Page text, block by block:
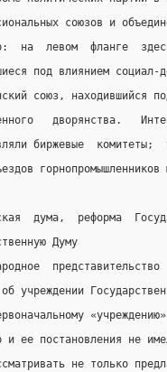
союзов и
на  левом  фланге
под влиянием
союз,
дворянства.
биржевые
дума,  реформа
Думу
представительство
об учреждении
и ее постановления не
не только